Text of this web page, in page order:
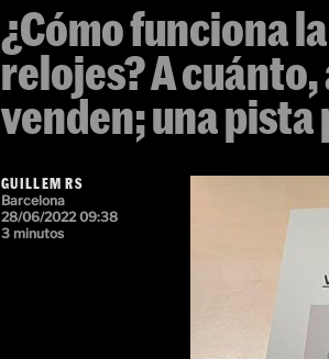
¿Cómo funciona
relojes? A cuánto,
venden; una pista
GUILLEM RS
Barcelona
28/06/2022 09:38
3 minutos